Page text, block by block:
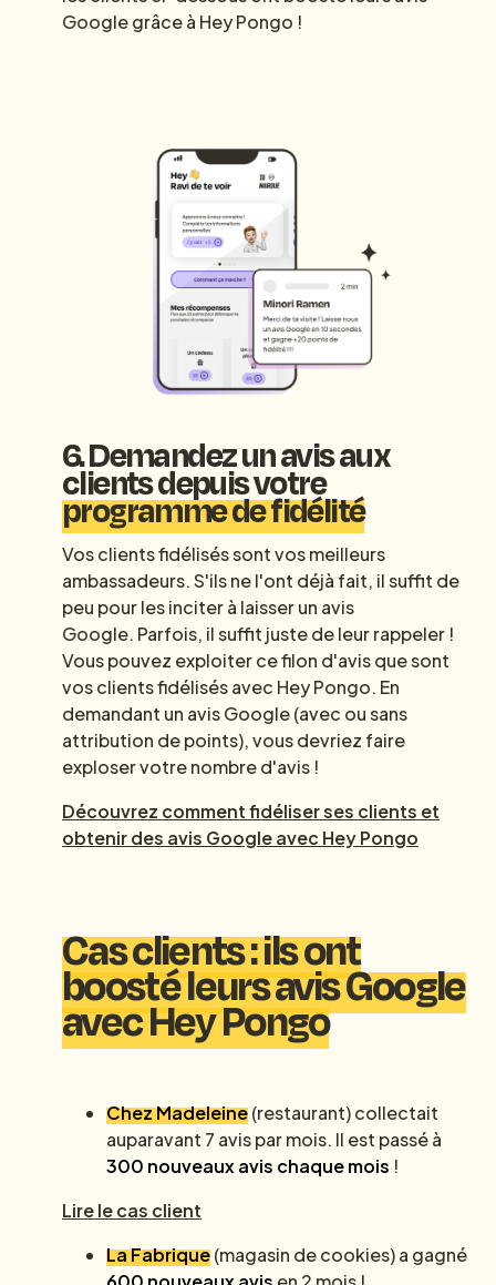
Google grâce à Hey Pongo !
6. Demandez un avis aux
clients depuis votre
programme de fidélité
Vos clients fidélisés sont vos meilleurs
ambassadeurs. S'ils ne l'ont déjà fait, il suffit de
peu pour les inciter à laisser un avis
Google. Parfois, il suffit juste de leur rappeler !
Vous pouvez exploiter ce filon d'avis que sont
vos clients fidélisés avec Hey Pongo. En
demandant un avis Google (avec ou sans
attribution de points), vous devriez faire
exploser votre nombre d'avis !
Découvrez comment fidéliser ses clients et
obtenir des avis Google avec Hey Pongo
Cas clients : ils ont
boosté leurs avis Google
avec Hey Pongo
Chez Madeleine(restaurant) collectait
auparavant 7 avis par mois. Il est passé à
300 nouveaux avis chaque mois !
Lire le cas client
La Fabrique(magasin de cookies) a gagné